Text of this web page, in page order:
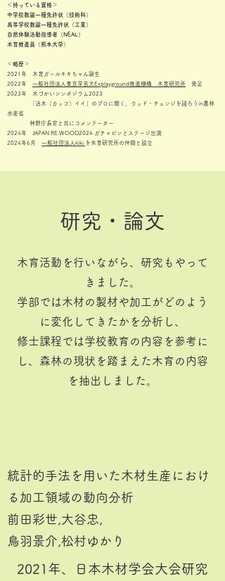
＜持っている資格＞
中学校教諭一種免許状（技術科）
高等学校教諭一種免許状（工業）
自然体験活動指導者（NEAL）
​木育推進員（熊本大学）
＜略歴＞
2021年 木育ガールキキちゃん誕生
2022年 一般社団法人東京学芸大Explayground推進機構 木育研究所 発足
2023年 木づかいシンポジウム2023
「活木（カッコ）イイ」のプロに聞く、ウッド・チェンジを語ろうin農林
水産省
林野庁長官と共にコメンテーター
2024年 JAPAN RE WOOD2024 ガチャピンとステージ出演
2024年6月 一般社団法人kiki を木育研究所の仲間と設立
​研究・論文
木育活動を行いながら、研究もやって
きました。
学部では木材の製材や加工がどのよう
に変化してきたかを分析し、
修士課程では学校教育の内容を参考に
し、森林の現状を踏まえた木育の内容
を抽出しました。
統計的手法を用いた木材生産におけ
る加工領域の動向分析
前田彩世,大谷忠,
​鳥羽景介,松村ゆかり
2021年、日本木材学会大会研究